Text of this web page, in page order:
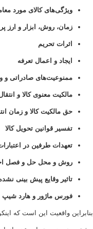
کالای مورد معامله
روش، ابزار و ارز پرداخت
تحریم
و اعمال تعرفه
صادراتی و وارداتی
معنوی کالا و انتقال آن
مالکیت کالا و زمان انتقال
قوانین تحویل کالا
طرفین در اعتبارات
و محل حل و فصل اختلافات
وقایع پیش بینی نشده در
ماژور و هارد شیپ
واقعیت این است که